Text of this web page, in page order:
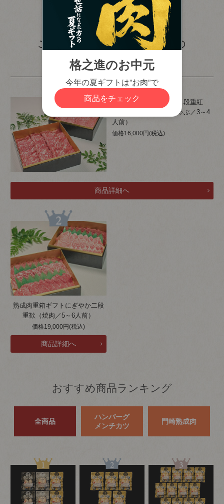
のしの指定
(
必
カートに入れる
この商品を見た人はこちらの
商品も見ています
熟成肉重箱ギフト満足二段重紅
（すき焼き・しゃぶしゃぶ／3～4
人前）
価格16,000円(税込)
熟成肉重箱ギフトにぎやか二段
重歓（焼肉／5～6人前）
価格19,000円(税込)
おすすめ商品ランキング
全商品
ハンバーグ
メンチカツ
門崎熟成肉